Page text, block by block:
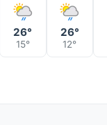
26°
12°
26°
15°